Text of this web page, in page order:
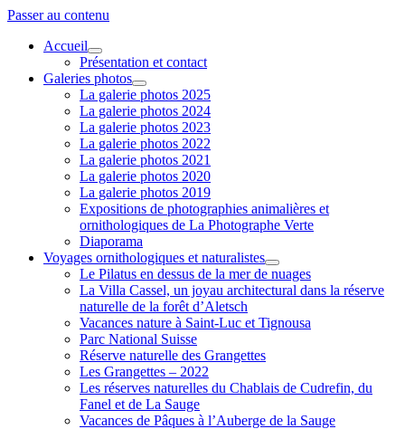
Passer au contenu
Accueil
ouvrir
menu
Présentation et contact
Galeries photos
ouvrir
menu
La galerie photos 2025
La galerie photos 2024
La galerie photos 2023
La galerie photos 2022
La galerie photos 2021
La galerie photos 2020
La galerie photos 2019
Expositions de photographies animalières et
ornithologiques de La Photographe Verte
Diaporama
Voyages ornithologiques et naturalistes
ouvrir
menu
Le Pilatus en dessus de la mer de nuages
La Villa Cassel, un joyau architectural dans la réserve
naturelle de la forêt d’Aletsch
Vacances nature à Saint-Luc et Tignousa
Parc National Suisse
Réserve naturelle des Grangettes
Les Grangettes – 2022
Les réserves naturelles du Chablais de Cudrefin, du
Fanel et de La Sauge
Vacances de Pâques à l’Auberge de la Sauge